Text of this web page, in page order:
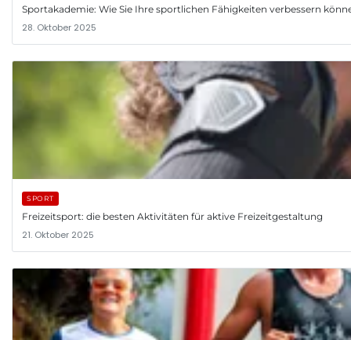
Sportakademie: Wie Sie Ihre sportlichen Fähigkeiten verbessern
28. Oktober 2025
SPORT
Freizeitsport: die besten Aktivitäten für aktive Freizeitgestaltung
21. Oktober 2025